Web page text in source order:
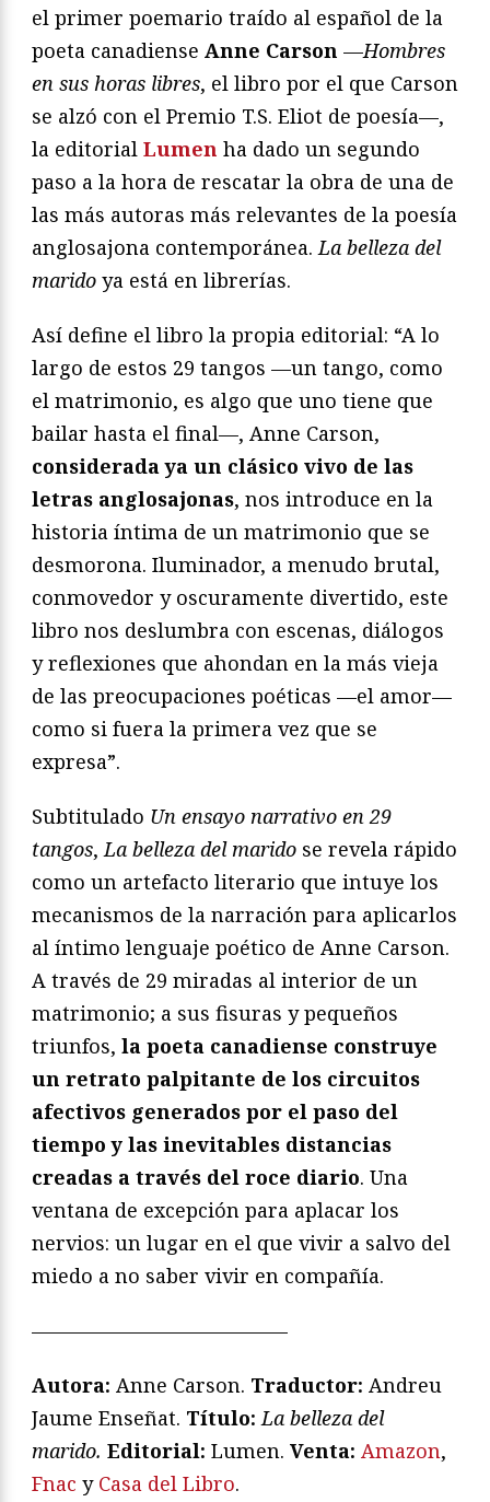
el primer poemario traído al español de la
poeta canadiense Anne Carson —Hombres
en sus horas libres, el libro por el que Carson
se alzó con el Premio T.S. Eliot de poesía—,
la editorial Lumen ha dado un segundo
paso a la hora de rescatar la obra de una de
las más autoras más relevantes de la poesía
anglosajona contemporánea.La belleza del
marido ya está en librerías.
Así define el libro la propia editorial: “A lo
largo de estos 29 tangos —un tango, como
el matrimonio, es algo que uno tiene que
bailar hasta el final—, Anne Carson,
considerada ya un clásico vivo de las
letras anglosajonas, nos introduce en la
historia íntima de un matrimonio que se
desmorona. Iluminador, a menudo brutal,
conmovedor y oscuramente divertido, este
libro nos deslumbra con escenas, diálogos
y reflexiones que ahondan en la más vieja
de las preocupaciones poéticas —el amor—
como si fuera la primera vez que se
expresa”.
Subtitulado Un ensayo narrativo en 29
tangos,La belleza del marido se revela rápido
como un artefacto literario que intuye los
mecanismos de la narración para aplicarlos
al íntimo lenguaje poético de Anne Carson.
A través de 29 miradas al interior de un
matrimonio; a sus fisuras y pequeños
triunfos, la poeta canadiense construye
un retrato palpitante de los circuitos
afectivos generados por el paso del
tiempo y las inevitables distancias
creadas a través del roce diario. Una
ventana de excepción para aplacar los
nervios: un lugar en el que vivir a salvo del
miedo a no saber vivir en compañía.
—————————————
Autora: Anne Carson. Traductor: Andreu
Jaume Enseñat. Título:La belleza del
marido. Editorial: Lumen. Venta: Amazon,
Fnac y Casa del Libro.